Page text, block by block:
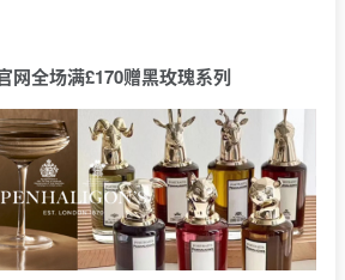
网全场满£170赠黑玫瑰系列